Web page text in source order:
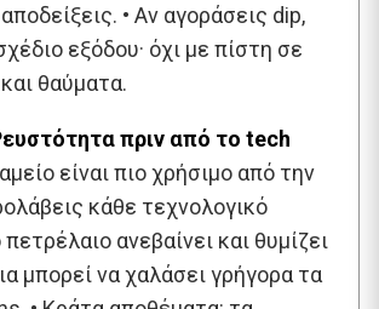
• Αν αγοράσεις dip,
εξόδου· όχι με πίστη σε
θαύματα.
πριν από το tech
είναι πιο χρήσιμο από την
κάθε τεχνολογικό
ανεβαίνει και θυμίζει
μπορεί να χαλάσει γρήγορα τα